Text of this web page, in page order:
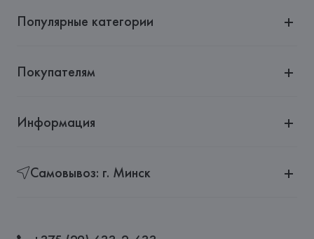
Популярные категории
Покупателям
Информация
Самовывоз: г. Минск